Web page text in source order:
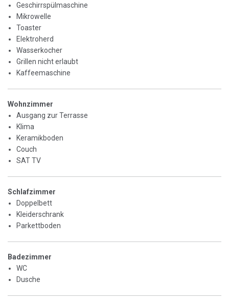
Geschirrspülmaschine
Mikrowelle
Toaster
Elektroherd
Wasserkocher
Grillen nicht erlaubt
Kaffeemaschine
Wohnzimmer
Ausgang zur Terrasse
Klima
Keramikboden
Couch
SAT TV
Schlafzimmer
Doppelbett
Kleiderschrank
Parkettboden
Badezimmer
WC
Dusche